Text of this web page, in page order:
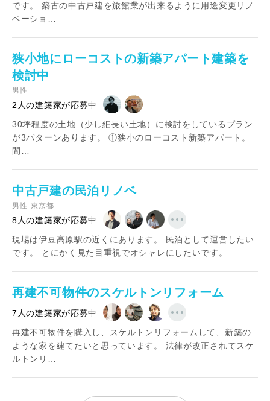
です。 築古の中古戸建を旅館業が出来るように用途変更リノ
ベーショ…
狭小地にローコストの新築アパート建築を
検討中
男性
2人の建築家が応募中
30坪程度の土地（少し細長い土地）に検討をしているプラン
が3パターンあります。 ①狭小のローコスト新築アパート。
間…
中古戸建の民泊リノベ
男性 東京都
8人の建築家が応募中
現場は伊豆高原駅の近くにあります。 民泊として運営したい
です。 とにかく見た目重視でオシャレにしたいです。
再建不可物件のスケルトンリフォーム
7人の建築家が応募中
再建不可物件を購入し、スケルトンリフォームして、新築の
ような家を建てたいと思っています。 法律が改正されてスケ
ルトンリ…